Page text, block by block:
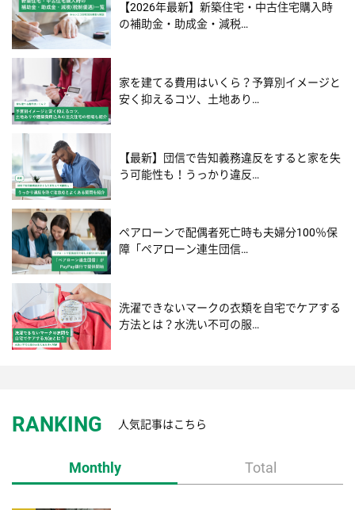
【2026年最新】新築住宅・中古住宅購入時
の補助金・助成金・減税…
家を建てる費用はいくら？予算別イメージと
安く抑えるコツ、土地あり…
【最新】団信で告知義務違反をすると家を失
う可能性も！うっかり違反…
ペアローンで配偶者死亡時も夫婦分100％保
障「ペアローン連生団信…
洗濯できないマークの衣類を自宅でケアする
方法とは？水洗い不可の服…
RANKING 人気記事はこちら
Monthly Total